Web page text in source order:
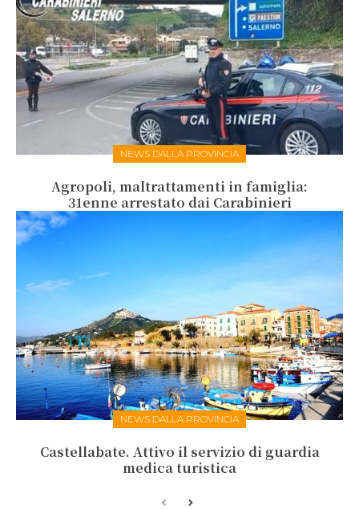
NEWS DALLA PROVINCIA
Agropoli, maltrattamenti in famiglia:
31enne arrestato dai Carabinieri
NEWS DALLA PROVINCIA
Castellabate. Attivo il servizio di guardia
medica turistica